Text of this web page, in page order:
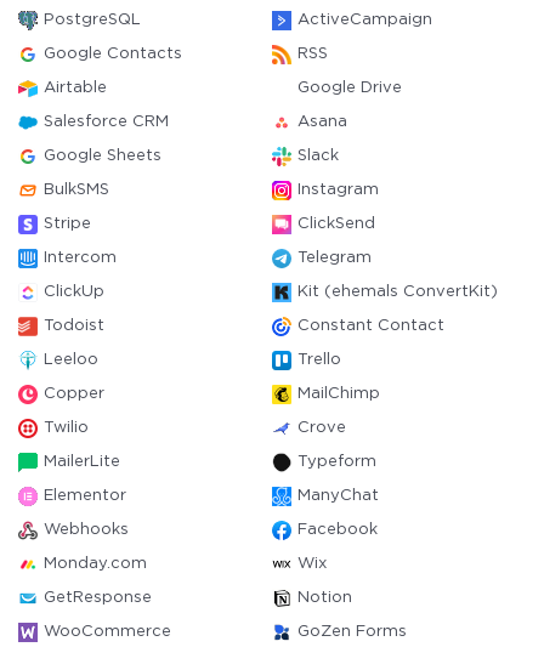
PostgreSQL ActiveCampaign
Google Contacts RSS
Airtable Google Drive
Salesforce CRM Asana
Google Sheets Slack
BulkSMS Instagram
Stripe ClickSend
Intercom Telegram
ClickUp Kit (ehemals ConvertKit)
Todoist Constant Contact
Leeloo Trello
Copper MailChimp
Twilio Crove
MailerLite Typeform
Elementor ManyChat
Webhooks Facebook
Monday.com Wix
GetResponse Notion
WooCommerce GoZen Forms